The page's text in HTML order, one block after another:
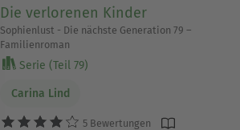
Die verlorenen Kinder
Sophienlust - Die nächste Generation 79 –
Familienroman
Serie (Teil 79)
Carina Lind
5 Bewertungen